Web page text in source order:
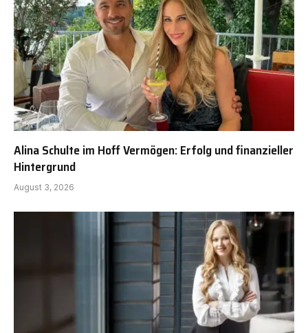
Alina Schulte im Hoff Vermögen: Erfolg und finanzieller
Hintergrund
August 3, 2026